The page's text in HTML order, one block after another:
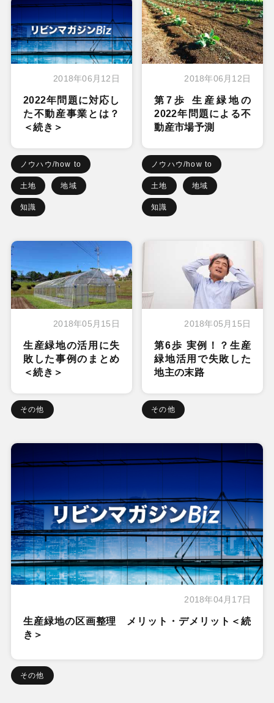
2018年06月12日
2022年問題に対応し
た不動産事業とは？
＜続き＞
ノウハウ/how to
土地 地域
知識
2018年06月12日
第7歩 生産緑地の
2022年問題による不
動産市場予測
ノウハウ/how to
土地 地域
知識
2018年05月15日
生産緑地の活用に失
敗した事例のまとめ
＜続き＞
その他
2018年05月15日
第6歩 実例！？生産
緑地活用で失敗した
地主の末路
その他
2018年04月17日
生産緑地の区画整理 メリット・デメリット＜続
き＞
その他